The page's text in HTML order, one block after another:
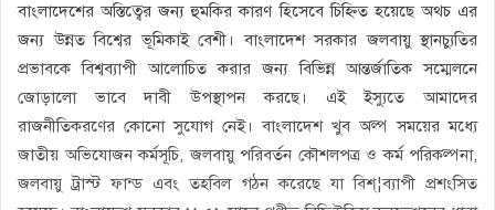
বাংলাদেশের অস্তিত্বের জন্য হুমকির কারণ হিসেবে চিহ্নিত হয়েছে অথচ এর
জন্য উন্নত বিশ্বের ভূমিকাই বেশী। বাংলাদেশ সরকার জলবায়ু স্থানচ্যুতির
প্রভাবকে বিশ্বব্যাপী আলোচিত করার জন্য বিভিন্ন আন্তর্জাতিক সম্মেলনে
জোড়ালো ভাবে দাবী উপস্থাপন করছে। এই ইস্যুতে আমাদের
রাজনীতিকরণের কোনো সুযোগ নেই। বাংলাদেশ খুব অল্প সময়ের মধ্যে
জাতীয় অভিযোজন কর্মসূচি, জলবায়ু পরিবর্তন কৌশলপত্র ও কর্ম পরিকল্পনা,
জলবায়ু ট্রাস্ট ফান্ড এবং তহবিল গঠন করেছে যা বিশ্¦ব্যাপী প্রশংসিত